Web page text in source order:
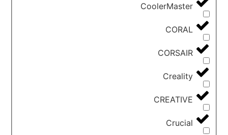
CoolerMaster
CORAL
CORSAIR
Creality
CREATIVE
Crucial